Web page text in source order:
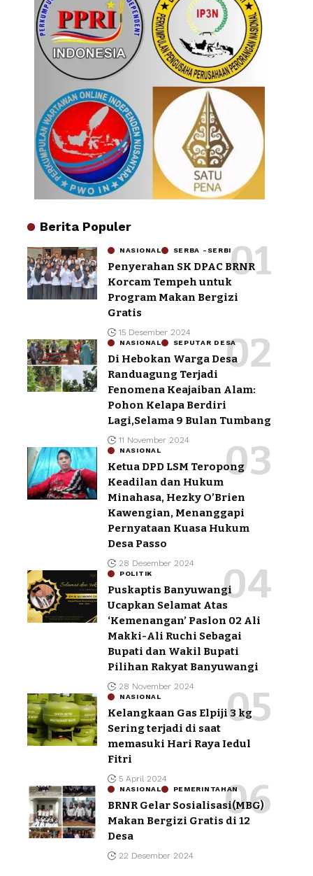
Berita Populer
NASIONAL SERBA -SERBI
Penyerahan SK DPAC BRNR
Korcam Tempeh untuk
Program Makan Bergizi
Gratis
15 Desember 2024
NASIONAL SEPUTAR DESA
Di Hebokan Warga Desa
Randuagung Terjadi
Fenomena Keajaiban Alam:
Pohon Kelapa Berdiri
Lagi,Selama 9 Bulan Tumbang
11 November 2024
NASIONAL
Ketua DPD LSM Teropong
Keadilan dan Hukum
Minahasa, Hezky O’Brien
Kawengian, Menanggapi
Pernyataan Kuasa Hukum
Desa Passo
28 Desember 2024
POLITIK
Puskaptis Banyuwangi
Ucapkan Selamat Atas
‘Kemenangan’ Paslon 02 Ali
Makki-Ali Ruchi Sebagai
Bupati dan Wakil Bupati
Pilihan Rakyat Banyuwangi
28 November 2024
NASIONAL
Kelangkaan Gas Elpiji 3 kg
Sering terjadi di saat
memasuki Hari Raya Iedul
Fitri
5 April 2024
NASIONAL PEMERINTAHAN
BRNR Gelar Sosialisasi(MBG)
Makan Bergizi Gratis di 12
Desa
22 Desember 2024